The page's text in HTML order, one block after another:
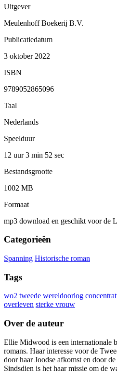
Uitgever
Meulenhoff Boekerij B.V.
Publicatiedatum
3 oktober 2022
ISBN
9789052865096
Taal
Nederlands
Speelduur
12 uur 3 min 52 sec
Bestandsgrootte
1002 MB
Formaat
mp3 download en geschikt voor de
Categorieën
Spanning Historische roman
Tags
wo2 tweede wereldoorlog
overleven sterke vrouw
Over de auteur
Ellie Midwood is een internationale
romans. Haar interesse voor de
door haar Joodse afkomst en door
Sindsdien is het haar missie om de